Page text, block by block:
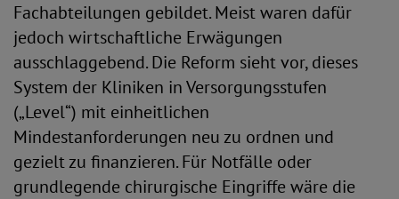
Fachabteilungen gebildet. Meist waren dafür
jedoch wirtschaftliche Erwägungen
ausschlaggebend. Die Reform sieht vor, dieses
System der Kliniken in Versorgungsstufen
(„Level“) mit einheitlichen
Mindestanforderungen neu zu ordnen und
gezielt zu finanzieren. Für Notfälle oder
grundlegende chirurgische Eingriffe wäre die